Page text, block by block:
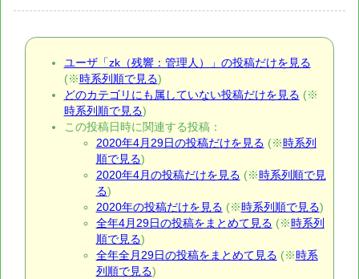
ユーザ「zk（残響：管理人）」の投稿だけを見る
(※時系列順で見る)
どのカテゴリにも属していない投稿だけを見る (※
時系列順で見る)
この投稿日時に関連する投稿：
2020年4月29日の投稿だけを見る (※時系列
順で見る)
2020年4月の投稿だけを見る (※時系列順で見
る)
2020年の投稿だけを見る (※時系列順で見る)
全年4月29日の投稿をまとめて見る (※時系列
順で見る)
全年全月29日の投稿をまとめて見る (※時系
列順で見る)